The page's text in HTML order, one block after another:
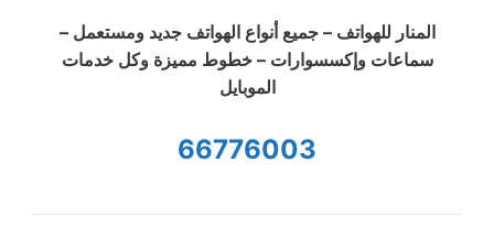
المنار للهواتف – جميع أنواع الهواتف جديد ومستعمل –
سماعات وإكسسوارات – خطوط مميزة وكل خدمات
الموبايل
66776003